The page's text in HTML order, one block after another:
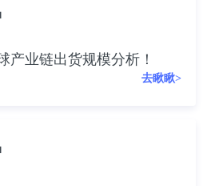
产业链出货规模分析！
去瞅瞅>